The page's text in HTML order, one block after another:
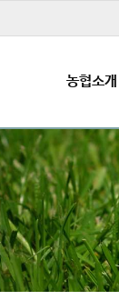
농협소개